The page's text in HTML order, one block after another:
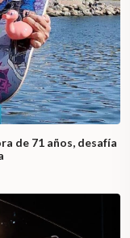
de 71 años, desafía